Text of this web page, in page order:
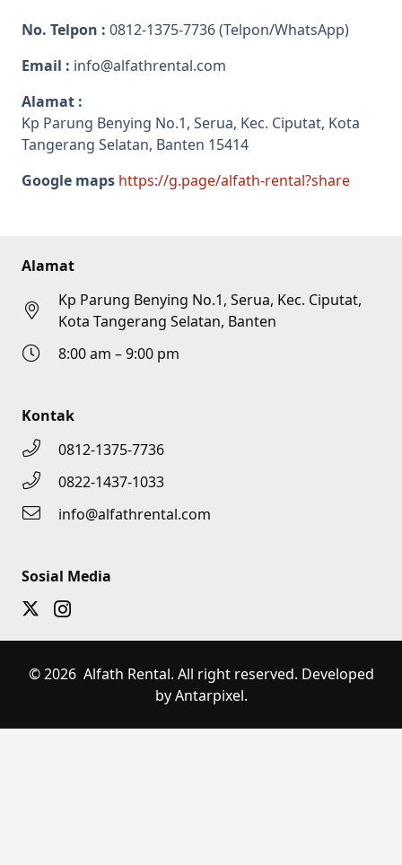
No. Telpon : 0812-1375-7736(Telpon/WhatsApp)
Email : info@alfathrental.com
Alamat :
Kp Parung Benying No.1, Serua, Kec. Ciputat, Kota
Tangerang Selatan, Banten 15414
Google maps https://g.page/alfath-rental?share
Alamat
Kp Parung Benying No.1, Serua, Kec. Ciputat,
Kota Tangerang Selatan, Banten
8:00 am – 9:00 pm
Kontak
0812-1375-7736
0822-1437-1033
info@alfathrental.com
Sosial Media
© 2026 Alfath Rental. All right reserved. Developed
by Antarpixel.